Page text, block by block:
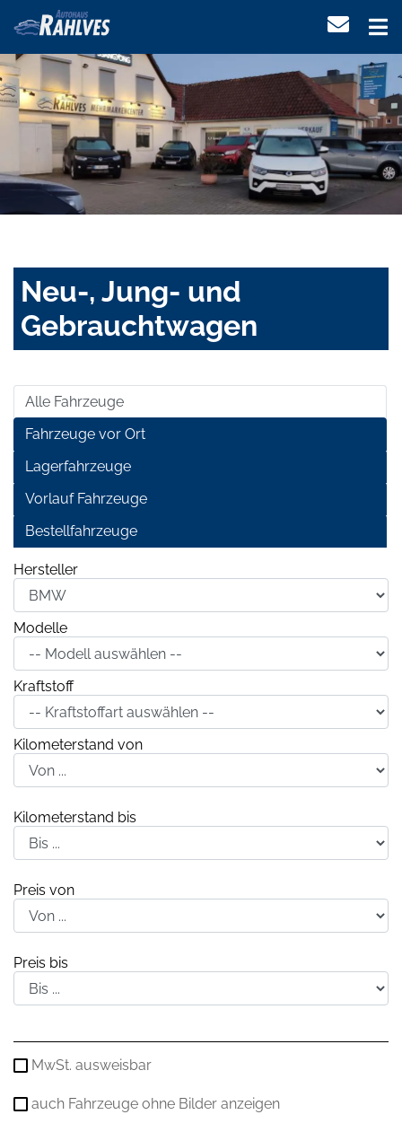
Neu-, Jung- und
Gebrauchtwagen
Alle Fahrzeuge
Fahrzeuge vor Ort
Lagerfahrzeuge
Vorlauf Fahrzeuge
Bestellfahrzeuge
Hersteller
Modelle
Kraftstoff
Kilometerstand von
Kilometerstand bis
Preis von
Preis bis
MwSt. ausweisbar
auch Fahrzeuge ohne Bilder anzeigen